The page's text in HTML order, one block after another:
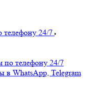
телефону 24/7
по телефону 24/7
в WhatsApp, Telegram